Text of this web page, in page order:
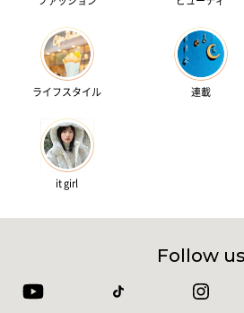
ライフスタイル 連載
it girl
Follow us